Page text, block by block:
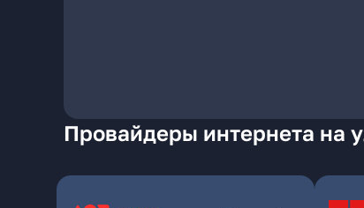
Провайдеры интернета на